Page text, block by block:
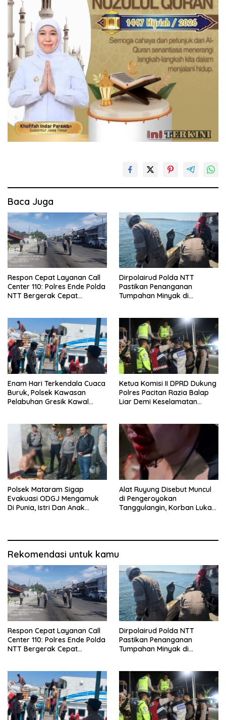
Baca Juga
Respon Cepat Layanan Call
Center 110: Polres Ende Polda
NTT Bergerak Cepat
Dirpolairud Polda NTT
Pastikan Penanganan
Tumpahan Minyak di
Bersama Instansi Terkait
Enam Hari Terkendala Cuaca
Buruk, Polsek Kawasan
Pelabuhan Gresik Kawal
Ketua Komisi II DPRD Dukung
Polres Pacitan Razia Balap
Liar Demi Keselamatan
Polsek Mataram Sigap
Evakuasi ODGJ Mengamuk
Di Punia, Istri Dan Anak
Alat Ruyung Disebut Muncul
di Pengeroyokan
Tanggulangin, Korban Luka
Rekomendasi untuk kamu
Respon Cepat Layanan Call
Center 110: Polres Ende Polda
NTT Bergerak Cepat
Dirpolairud Polda NTT
Pastikan Penanganan
Tumpahan Minyak di
Bersama Instansi Terkait